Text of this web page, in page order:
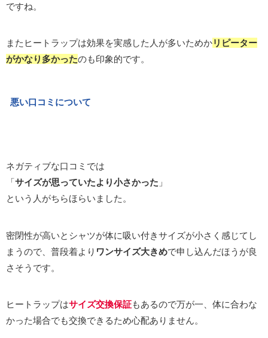
ですね。
またヒートラップは効果を実感した人が多いためかリピーター
がかなり多かったのも印象的です。
悪い口コミについて
ネガティブな口コミでは
「サイズが思っていたより小さかった 」
という人がちらほらいました。
密閉性が高いとシャツが体に吸い付きサイズが小さく感じてし
まうので、普段着より ワンサイズ大きめで申し込んだほうが良
さそうです。
ヒートラップはサイズ交換保証もあるので万が一、体に合わな
かった場合でも交換できるため心配ありません。